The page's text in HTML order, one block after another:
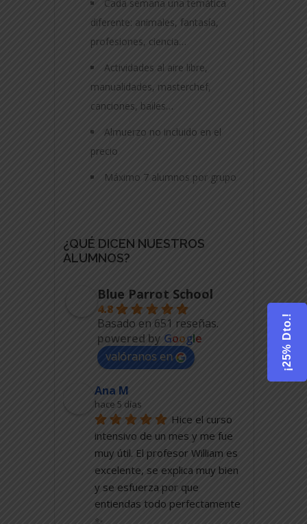
Cada semana una temática
diferente: animales, fantasía,
profesiones, ciencia…
Actividades al aire libre,
manualidades, masterchef,
canciones, bailes…
Almuerzo no incluido en el
precio
Máximo 7 alumnos por grupo
¿QUÉ DICEN NUESTROS
ALUMNOS?
Blue Parrot School
4.8
Basado en 651 reseñas.
powered by Google
valóranos en
Ana M
hace 5 días
Hice el curso
intensivo de un mes y me fue
muy útil. El profesor William es
excelente, se explica muy bien
y se esfuerza por que
entiendas todo perfectamente
✨
¡25% Dto.!